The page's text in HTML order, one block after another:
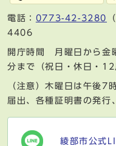
電話： 0773-42-3280
4406
開庁時間 月曜日から金
分まで（祝日・休日・
（注意）木曜日は午後7
届出、各種証明書の発行
綾部市公式